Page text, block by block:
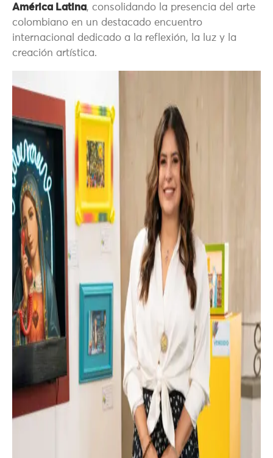
América Latina, consolidando la presencia del arte
colombiano en un destacado encuentro
internacional dedicado a la reflexión, la luz y la
creación artística.